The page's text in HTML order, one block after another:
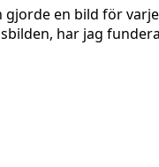
en bild för
har jag